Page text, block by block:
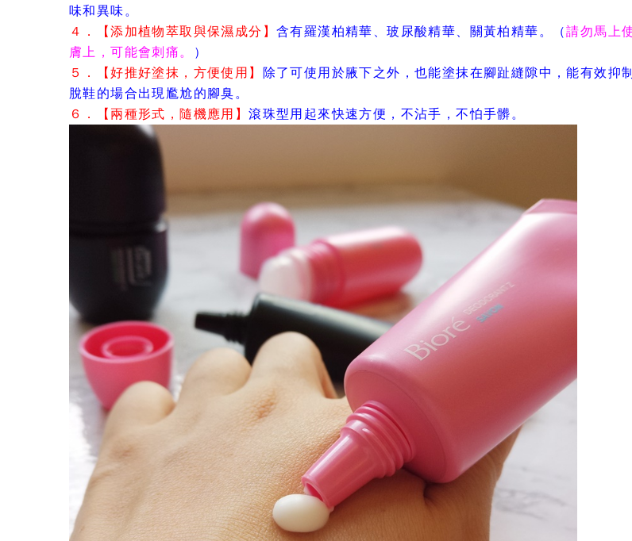
味和異味。
４．【添加植物萃取與保濕成分】 含有羅漢柏精華、玻尿酸精華、關黃柏精華。（請勿馬上
膚上，可能會刺痛。
）
５．【好推好塗抹，方便使用】
除了可使用於腋下之外，也能塗抹在腳趾縫隙中，能有效抑
脫鞋的場合出現尷尬的腳臭。
６．【兩種形式，隨機應用】滾珠型用起來快速方便，不沾手，不怕手髒。